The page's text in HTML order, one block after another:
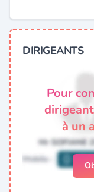
DIRIGEANTS
Pour
à un